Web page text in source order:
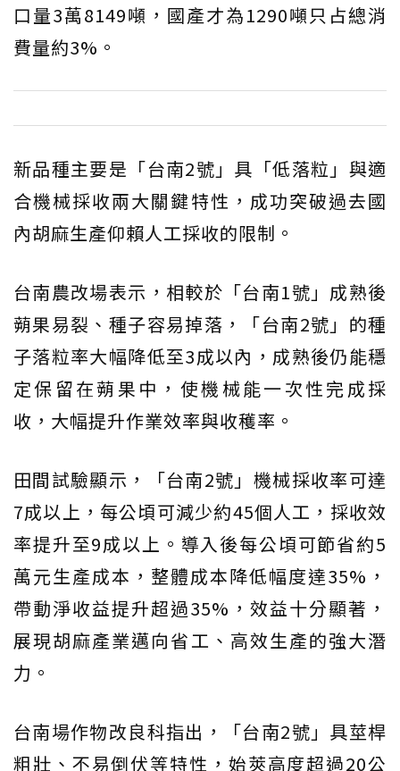
口量3萬8149噸，國產才為1290噸只占總消
費量約3%。
新品種主要是「台南2號」具「低落粒」與適
合機械採收兩大關鍵特性，成功突破過去國
內胡麻生產仰賴人工採收的限制。
台南農改場表示，相較於「台南1號」成熟後
蒴果易裂、種子容易掉落，「台南2號」的種
子落粒率大幅降低至3成以內，成熟後仍能穩
定保留在蒴果中，使機械能一次性完成採
收，大幅提升作業效率與收穫率。
田間試驗顯示，「台南2號」機械採收率可達
7成以上，每公頃可減少約45個人工，採收效
率提升至9成以上。導入後每公頃可節省約5
萬元生產成本，整體成本降低幅度達35%，
帶動淨收益提升超過35%，效益十分顯著，
展現胡麻產業邁向省工、高效生產的強大潛
力。
台南場作物改良科指出，「台南2號」具莖桿
粗壯、不易倒伏等特性，始莢高度超過20公